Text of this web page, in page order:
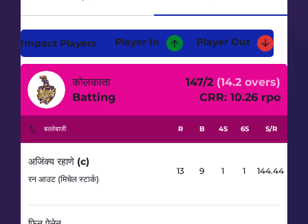
Impact Players Player In Player Out
कोलकाता
Batting
147/2 (14.2 overs)
CRR: 10.26 rpo
बल्लेबाजी R B 4S 6S S/R
अजिंक्य रहाणे (c)
रन आउट (मिचेल स्टार्क)
13 9 1 1 144.44